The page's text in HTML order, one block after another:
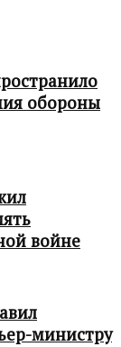
обороны
войне
министру